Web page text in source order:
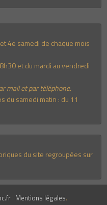
4e samedi de chaque mois
et du mardi au vendredi
mail et par téléphone.
du samedi matin : du 11
du site regroupées sur
I Mentions légales.